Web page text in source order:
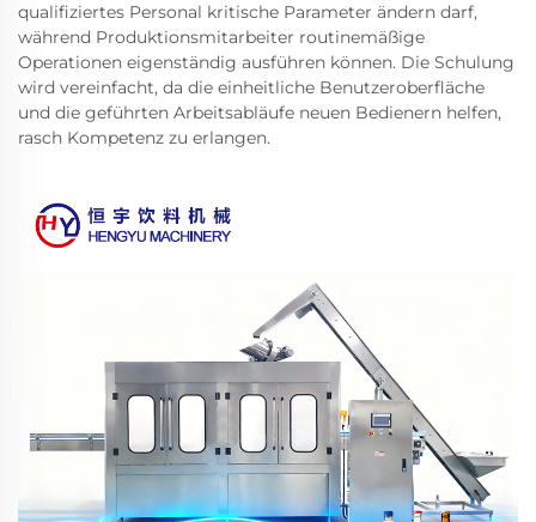
qualifiziertes Personal kritische Parameter ändern darf,
während Produktionsmitarbeiter routinemäßige
Operationen eigenständig ausführen können. Die Schulung
wird vereinfacht, da die einheitliche Benutzeroberfläche
und die geführten Arbeitsabläufe neuen Bedienern helfen,
rasch Kompetenz zu erlangen.